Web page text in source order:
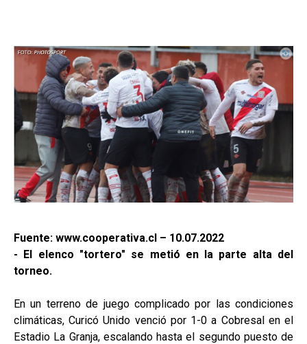
Fuente: www.cooperativa.cl – 10.07.2022
- El elenco "tortero" se metió en la parte alta del
torneo.
En un terreno de juego complicado por las condiciones
climáticas, Curicó Unido venció por 1-0 a Cobresal en el
Estadio La Granja, escalando hasta el segundo puesto de